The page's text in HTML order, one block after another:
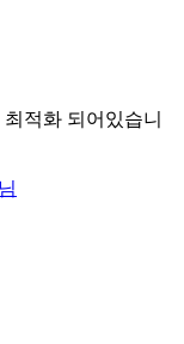
최적화 되어있습니